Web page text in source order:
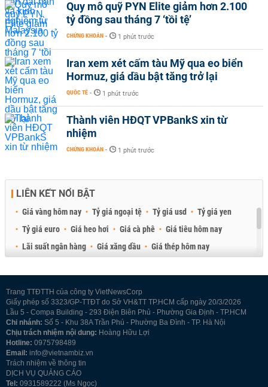
Quy mô quỹ PYN Elite giảm hơn 2.100
tỷ đồng sau tháng 7 ‘tồi tệ’
CHỨNG KHOÁN - 1 phút trước
Iran xem xét cấm tàu Mỹ qua eo biển
Hormuz, giá dầu bật tăng trở lại
QUỐC TẾ - 1 phút trước
Thành viên HĐQT VPBankS xin từ
nhiệm
CHỨNG KHOÁN - 1 phút trước
LIÊN KẾT NỔI BẬT
Giá vàng hôm nay Tỷ giá ngoại tệ Tỷ giá usd
Tỷ giá yen
Tỷ giá euro
Giá heo hơi Giá cà phê
Giá tiêu hôm nay
Lãi suất ngân hàng
Giá xăng dầu
Giá thép hôm nay
Trang TTĐTTH của công ty VietNewsCorp
Giấy phép số 3323/GP-TTĐT do Sở VH&TT TP.HCM cấp ngày 20/3/2026
Lầu 5 - Compa Building - 293 Điện Biên Phủ - Phường Gia Định - TP.HCM
Chi nhánh: Số 5 - Khu 38A Trần Phú - Phường Ba Đình - TP. Hà Nội
Chịu trách nhiệm nội dung: Hoàng Hữu Lợi
Hotline: 0975798489
Email: info@vietnambiz.vn
Trách nhiệm về thông tin
DỊCH VỤ QUẢNG CÁO
Tel: 0931589222 (Ms Ngọc)